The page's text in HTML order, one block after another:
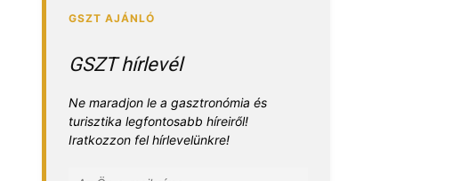
GSZT hírlevél
Ne maradjon le a gasztronómia és
turisztika legfontosabb híreiről!
Iratkozzon fel hírlevelünkre!